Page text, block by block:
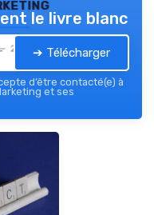
2026
le livre blanc
➔ Télécharger
d’être contacté(e) à
et ses